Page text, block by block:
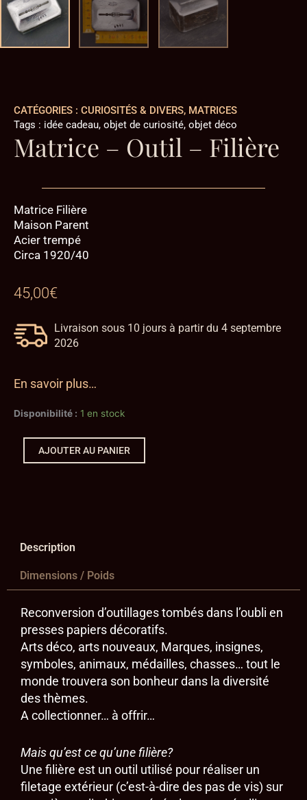
CATÉGORIES : CURIOSITÉS & DIVERS, MATRICES
Tags : idée cadeau, objet de curiosité, objet déco
Matrice – Outil – Filière
Matrice Filière
Maison Parent
Acier trempé
Circa 1920/40
45,00€
Livraison sous 10 jours à partir du 4 septembre
2026
En savoir plus…
Disponibilité : 1 en stock
de
AJOUTER AU PANIER
Description
Dimensions / Poids
Reconversion d’outillages tombés dans l’oubli en
presses papiers décoratifs.
Arts déco, arts nouveaux, Marques, insignes,
symboles, animaux, médailles, chasses… tout le
monde trouvera son bonheur dans la diversité
des thèmes.
A collectionner… à offrir…
Mais qu’est ce qu’une filière?
Une filière est un outil utilisé pour réaliser un
filetage extérieur (c’est-à-dire des pas de vis) sur